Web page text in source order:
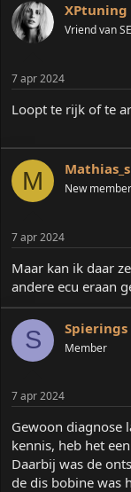
XPtuning
Vriend van
7 apr 2024
Loopt te rijk of te
M New member
7 apr 2024
Maar kan ik daar
andere ecu eraan
S Spierings
Member
7 apr 2024
Gewoon diagnose
kennis, heb het
Daarbij was de
de dis bobine was